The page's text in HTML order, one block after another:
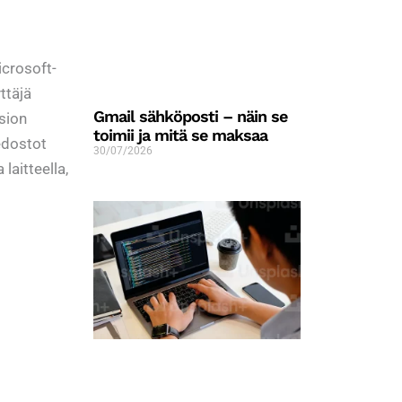
laitteella,
Gmail sähköposti – näin se
toimii ja mitä se maksaa
30/07/2026